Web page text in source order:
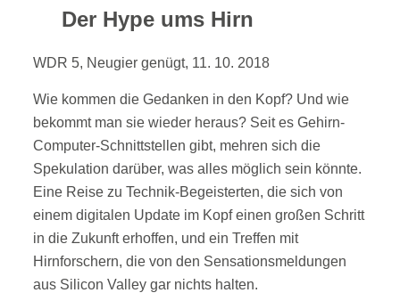
Der Hype ums Hirn
WDR 5, Neugier genügt, 11. 10. 2018
Wie kommen die Gedanken in den Kopf? Und wie
bekommt man sie wieder heraus? Seit es Gehirn-
Computer-Schnittstellen gibt, mehren sich die
Spekulation darüber, was alles möglich sein könnte.
Eine Reise zu Technik-Begeisterten, die sich von
einem digitalen Update im Kopf einen großen Schritt
in die Zukunft erhoffen, und ein Treffen mit
Hirnforschern, die von den Sensationsmeldungen
aus Silicon Valley gar nichts halten.